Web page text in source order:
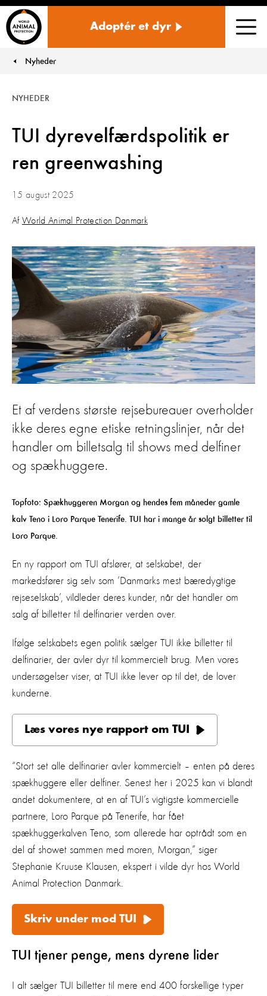
Adoptér et dyr
You are here:
Nyheder
TUI dyrevelfærdspolitik er
ren greenwashing
NYHEDER
15 august 2025
Af World Animal Protection Danmark
Et af verdens største rejsebureauer overholder
ikke deres egne etiske retningslinjer, når det
handler om billetsalg til shows med delfiner
og spækhuggere.
Topfoto: Spækhuggeren Morgan og hendes fem måneder gamle
kalv Teno i Loro Parque Tenerife. TUI har i mange år solgt billetter til
Loro Parque.
En ny rapport om TUI afslører, at selskabet, der
markedsfører sig selv som ’Danmarks mest bæredygtige
rejseselskab’, vildleder deres kunder, når det handler om
salg af billetter til delfinarier verden over.
Ifølge selskabets egen politik sælger TUI ikke billetter til
delfinarier, der avler dyr til kommercielt brug. Men vores
undersøgelser viser, at TUI ikke lever op til det, de lover
kunderne.
Læs vores nye rapport om TUI
“Stort set alle delfinarier avler kommercielt – enten på deres
spækhuggere eller delfiner. Senest her i 2025 kan vi blandt
andet dokumentere, at en af TUI’s vigtigste kommercielle
partnere, Loro Parque på Tenerife, har fået
spækhuggerkalven Teno, som allerede har optrådt som en
del af showet sammen med moren, Morgan,” siger
Stephanie Kruuse Klausen, ekspert i vilde dyr hos World
Animal Protection Danmark.
Skriv under mod TUI
TUI tjener penge, mens dyrene lider
I alt sælger TUI billetter til mere end 400 forskellige typer